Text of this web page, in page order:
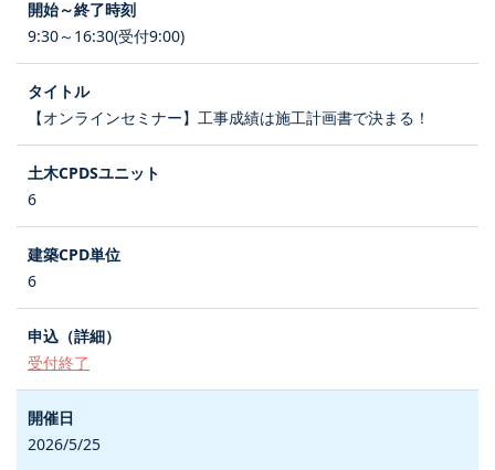
9:30～16:30(受付9:00)
【オンラインセミナー】工事成績は施工計画書で決まる！
6
6
受付終了
2026/5/25